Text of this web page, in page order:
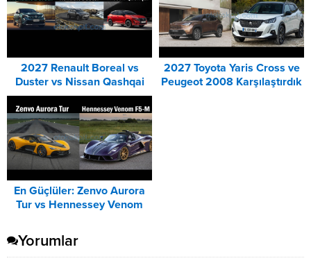
2027 Renault Boreal vs
Duster vs Nissan Qashqai
Karşılaştırması
2027 Toyota Yaris Cross ve
Peugeot 2008 Karşılaştırdık
En Güçlüler: Zenvo Aurora
Tur vs Hennessey Venom
Yorumlar